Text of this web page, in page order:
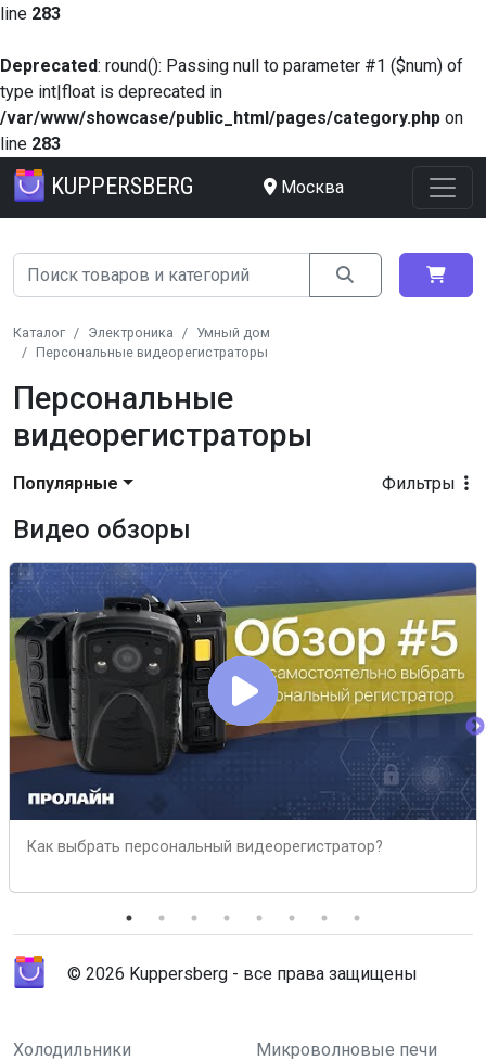
line 283
Deprecated: round(): Passing null to parameter #1 ($num) of
type int|float is deprecated in
/var/www/showcase/public_html/pages/category.php on
line 283
KUPPERSBERG Москва
Каталог Электроника
Умный дом
Персональные видеорегистраторы
Персональные
видеорегистраторы
Фильтры
Популярные
Видео обзоры
Как выбрать персональный видеорегистратор?
© 2026 Kuppersberg - все права защищены
Холодильники Микроволновые печи